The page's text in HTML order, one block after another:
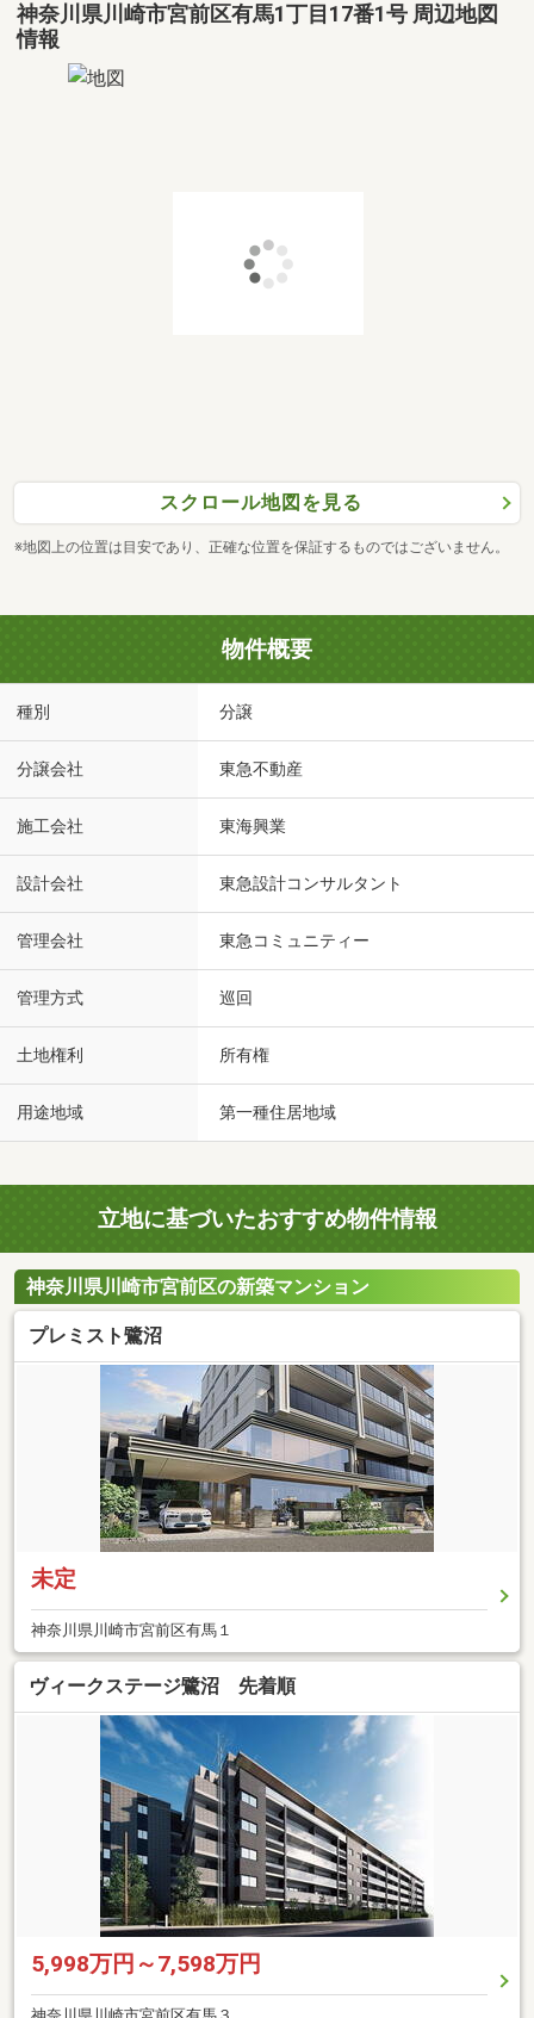
神奈川県川崎市宮前区有馬1丁目17番1号 周辺地図
情報
スクロール地図を見る
※地図上の位置は目安であり、正確な位置を保証するものではございません。
物件概要
種別 分譲
分譲会社 東急不動産
施工会社 東海興業
設計会社 東急設計コンサルタント
管理会社 東急コミュニティー
管理方式 巡回
土地権利 所有権
用途地域 第一種住居地域
立地に基づいたおすすめ物件情報
神奈川県川崎市宮前区の新築マンション
プレミスト鷺沼
未定
神奈川県川崎市宮前区有馬１
ヴィークステージ鷺沼 先着順
5,998万円～7,598万円